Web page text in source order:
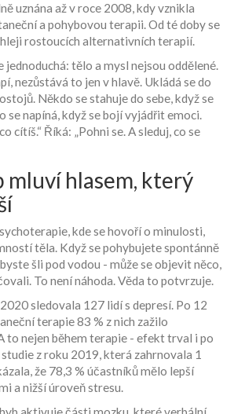
uznána až v roce 2008, kdy vznikla
a pohybovou terapii. Od té doby se
rostoucích alternativních terapií.
jednoduchá: tělo a mysl nejsou oddělené.
nezůstává to jen v hlavě. Ukládá se do
Někdo se stahuje do sebe, když se
se napíná, když se bojí vyjádřit emoci.
cítíš.“ Říká: „Pohni se. A sleduj, co se
mluví hlasem, který
kde se hovoří o minulosti,
těla. Když se pohybujete spontánně
šli pod vodou - může se objevit něco,
To není náhoda. Věda to potvrzuje.
sledovala 127 lidí s depresí. Po 12
terapie 83 % z nich zažilo
to nejen během terapie - efekt trval i po
z roku 2019, která zahrnovala 1
že 78,3 % účastníků mělo lepší
a nižší úroveň stresu.